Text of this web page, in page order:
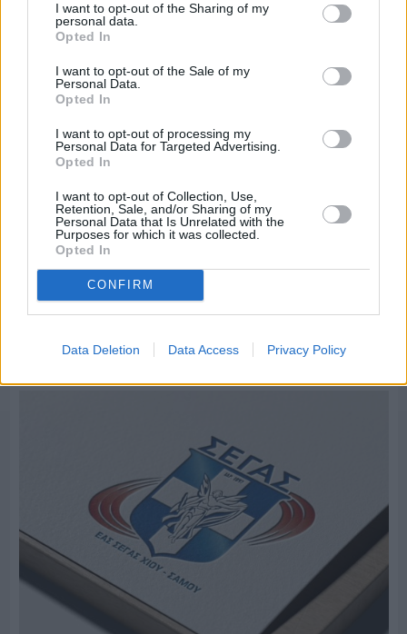
I want to opt-out of the Sharing of my
personal data.
Opted In
I want to opt-out of the Sale of my
Personal Data.
Opted In
I want to opt-out of processing my
Personal Data for Targeted Advertising.
Opted In
I want to opt-out of Collection, Use,
Retention, Sale, and/or Sharing of my
Personal Data that Is Unrelated with the
Purposes for which it was collected.
Opted In
CONFIRM
Data Deletion Data Access Privacy Policy
Πριν 6 ημέρες
Μία μικρή αλλά αναγκαία ανάπαυλα για την
ομάδα του «Πολίτη»